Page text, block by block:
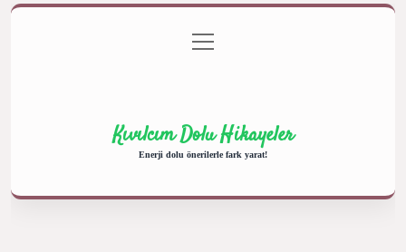
Gizlilik Politikası
menüyü
aç
Kıvılcım Dolu Hikayeler
Enerji dolu önerilerle fark yarat!